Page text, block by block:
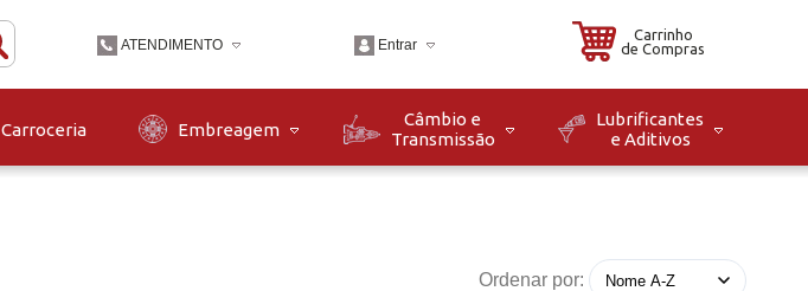
ATENDIMENTO
(47)36319900
Entrar
Carrinho
de Compras
Carroceria Embreagem
Câmbio e
Transmissão
Lubrificantes
e Aditivos
Ordenar por: